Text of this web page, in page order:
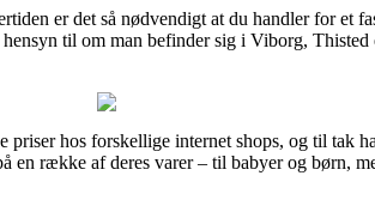
er det så nødvendigt at du handler for et
til om man befinder sig i Viborg,
hos forskellige internet shops, og til tak
række af deres varer – til babyer og børn,